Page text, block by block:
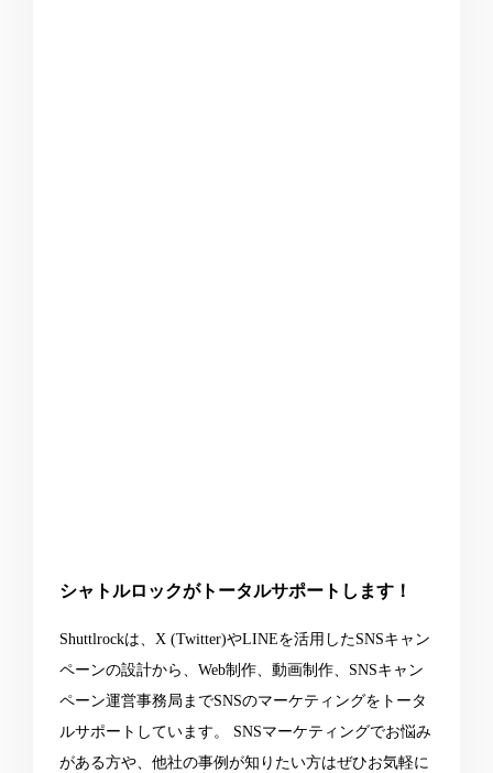
シャトルロックがトータルサポートします！
Shuttlrockは、X (Twitter)やLINEを活用したSNSキャン
ペーンの設計から、Web制作、動画制作、SNSキャン
ペーン運営事務局までSNSのマーケティングをトータ
ルサポートしています。 SNSマーケティングでお悩み
がある方や、他社の事例が知りたい方はぜひお気軽に